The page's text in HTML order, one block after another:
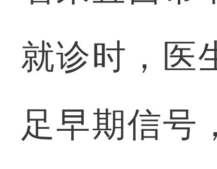
就诊时，医
足早期信号